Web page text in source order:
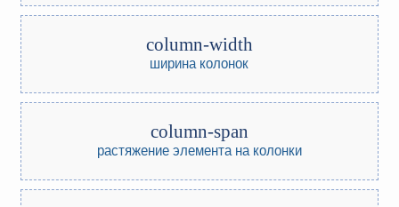
column-width
ширина колонок
column-span
растяжение элемента на колонки